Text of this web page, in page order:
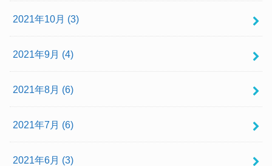
2021年10月 (3)
2021年9月 (4)
2021年8月 (6)
2021年7月 (6)
2021年6月 (3)